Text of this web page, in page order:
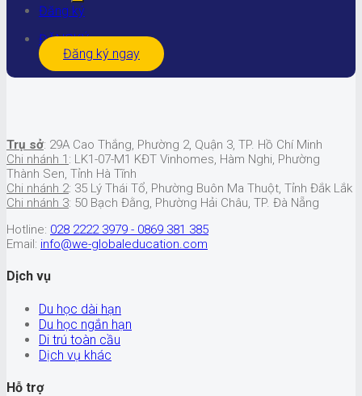
Đăng ký
ĐĂNGKÝ
Đăng ký ngay
Trụ sở: 29A Cao Thắng, Phường 2, Quận 3, TP. Hồ Chí Minh
Chi nhánh 1 : LK1-07-M1 KĐT Vinhomes, Hàm Nghi, Phường
Thành Sen, Tỉnh Hà Tĩnh
Chi nhánh 2: 35 Lý Thái Tổ, Phường Buôn Ma Thuột, Tỉnh Đắk Lắk
Chi nhánh 3: 50 Bạch Đằng, Phường Hải Châu, TP. Đà Nẵng
Hotline: 028 2222 3979 - 0869 381 385
Email: info@we-globaleducation.com
Dịch vụ
Du học dài hạn
Du học ngắn hạn
Di trú toàn cầu
Dịch vụ khác
Hỗ trợ